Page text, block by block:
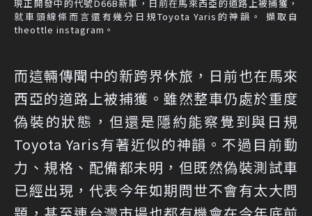
現正開發中的代號D66B新車，日前在馬來西亞的道路上被捕獲，
就車頭線條而言還有幾分日規Toyota Yaris的神韻。 擷取自
theottle instagram。
而這輛傳聞中的新跨界休旅，日前也在馬來
西亞的道路上被捕獲。雖然整車仍處於重度
偽裝的狀態，但還是隱約能察覺到與日規
Toyota Yaris有著近似的神韻。不過目前動
力、規格、配備都未明，但既然偽裝測試車
已經出現，代表今年如期問世不會有太大問